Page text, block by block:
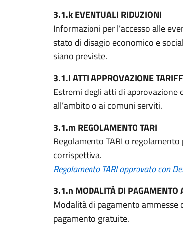
3.1.k EVENTUALI RIDUZIONI
Informazioni per l’accesso alle
stato di disagio economico e
siano previste.
3.1.l ATTI APPROVAZIONE
Estremi degli atti di approvazione
all’ambito o ai comuni serviti.
3.1.m REGOLAMENTO TARI
Regolamento TARI o
corrispettiva.
Regolamento TARI approvato con
3.1.n MODALITÀ DI PAGAMENTO
Modalità di pagamento
pagamento gratuite.